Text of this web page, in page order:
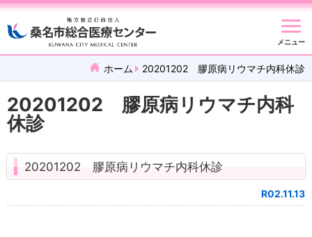
メニュー
ホーム 20201202 膠原病リウマチ内科休診
20201202 膠原病リウマチ内科
休診
20201202 膠原病リウマチ内科休診
R02.11.13